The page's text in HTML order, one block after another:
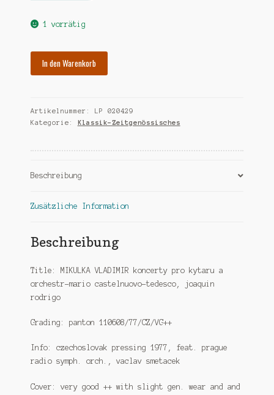
1 vorrätig
kytaru
a
Menge
In den Warenkorb
Artikelnummer: LP 020429
Kategorie: Klassik-Zeitgenössisches
Beschreibung
Zusätzliche Information
Beschreibung
Title: MIKULKA VLADIMIR koncerty pro kytaru a
orchestr-mario castelnuovo-tedesco, joaquin
rodrigo
Grading: panton 110608/77/CZ/VG++
Info: czechoslovak pressing 1977, feat. prague
radio symph. orch., vaclav smetacek
Cover: very good ++ with slight gen. wear and and